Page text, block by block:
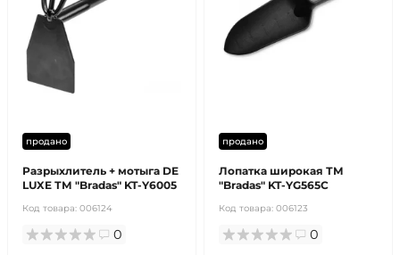
продано
Разрыхлитель + мотыга DE
LUXE ТМ "Bradas" KT-Y6005
Код товара: 006124
0
продано
Лопатка широкая ТМ
"Bradas" KT-YG565C
Код товара: 006123
0